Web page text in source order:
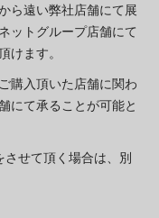
ら遠い弊社店舗にて展
ットグループ店舗にて
ます。
購入頂いた店舗に関わ
にて承ることが可能と
せて頂く場合は、別